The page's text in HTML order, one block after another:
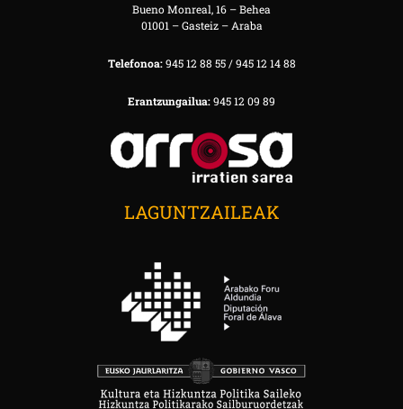
Bueno Monreal, 16 – Behea
01001 – Gasteiz – Araba
Telefonoa:945 12 88 55 / 945 12 14 88
Erantzungailua:945 12 09 89
LAGUNTZAILEAK